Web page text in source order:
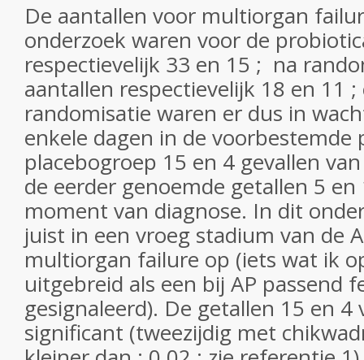
De aantallen voor multiorgan
onderzoek waren voor de
respectievelijk 33 en 15 ; na
aantallen respectievelijk 18 en 11
randomisatie waren er dus in
enkele dagen in de voorbestemde
placebogroep 15 en 4 gevallen
de eerder genoemde getallen 5
moment van diagnose. In dit
juist in een vroeg stadium van de
multiorgan failure op (iets wat ik
uitgebreid als een bij AP passend
gesignaleerd). De getallen 15 en 4
significant (tweezijdig met